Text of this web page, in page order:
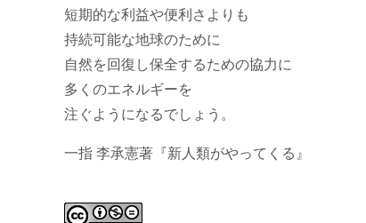
短期的な利益や便利さよりも
持続可能な地球のために
自然を回復し保全するための協力に
多くのエネルギーを
注ぐようになるでしょう。
一指 李承憲著『新人類がやってくる』